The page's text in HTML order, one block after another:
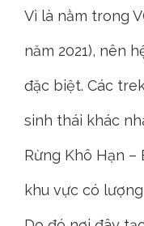
Vì là nằm trong
năm 2021), nên
đặc biệt. Các
sinh thái khác
Rừng Khô Hạn
khu vực có